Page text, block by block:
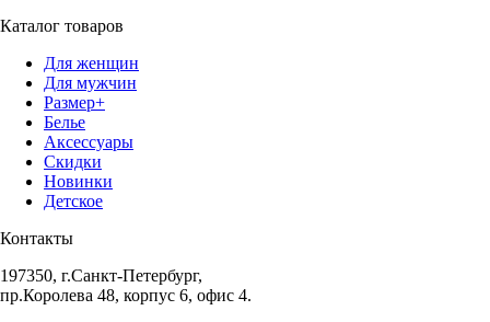
Каталог товаров
Для женщин
Для мужчин
Размер+
Белье
Аксессуары
Скидки
Новинки
Детское
Контакты
197350, г.Санкт-Петербург,
пр.Королева 48, корпус 6, офис 4.